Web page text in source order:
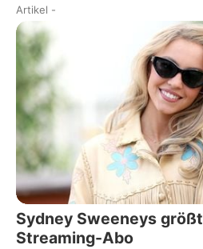
Artikel -
Sydney Sweeneys
Streaming-Abo